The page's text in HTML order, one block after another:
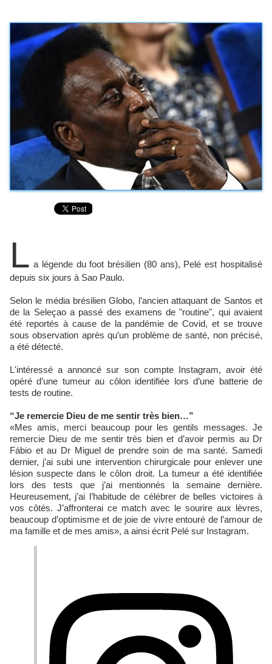
L a légende du foot brésilien (80 ans), Pelé est hospitalisé
depuis six jours à Sao Paulo.
Selon le média brésilien Globo, l’ancien attaquant de Santos et
de la Seleçao a passé des examens de "routine", qui avaient
été reportés à cause de la pandémie de Covid, et se trouve
sous observation après qu’un problème de santé, non précisé,
a été détecté.
L'intéressé a annoncé sur son compte Instagram, avoir été
opéré d’une tumeur au côlon identifiée lors d’une batterie de
tests de routine.
“Je remercie Dieu de me sentir très bien…”
«Mes amis, merci beaucoup pour les gentils messages. Je
remercie Dieu de me sentir très bien et d’avoir permis au Dr
Fábio et au Dr Miguel de prendre soin de ma santé. Samedi
dernier, j’ai subi une intervention chirurgicale pour enlever une
lésion suspecte dans le côlon droit. La tumeur a été identifiée
lors des tests que j’ai mentionnés la semaine dernière.
Heureusement, j’ai l’habitude de célébrer de belles victoires à
vos côtés. J’affronterai ce match avec le sourire aux lèvres,
beaucoup d’optimisme et de joie de vivre entouré de l’amour de
ma famille et de mes amis», a ainsi écrit Pelé sur Instagram.